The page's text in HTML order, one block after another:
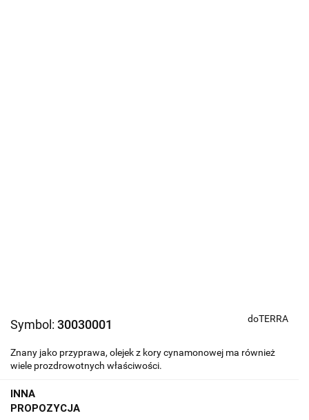
Symbol: 30030001 doTERRA
Znany jako przyprawa, olejek z kory cynamonowej ma również
wiele prozdrowotnych właściwości.
INNA
PROPOZYCJA